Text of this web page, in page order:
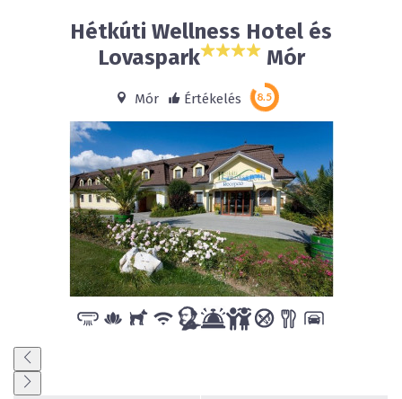
Hétkúti Wellness Hotel és
Lovaspark
Mór
Mór Értékelés